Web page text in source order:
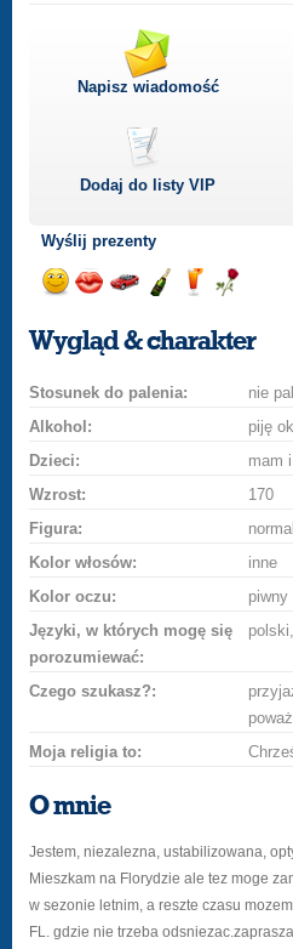
Napisz wiadomość
Dodaj do listyVIP
Wyślij prezenty
uśmiech
buziakasamochodem
szampana
drinka
różę
Wygląd & charakter
Stosunek do palenia:
nie
Alkohol:
piję
Dzieci:
mam
Wzrost:
170
Figura:
Kolor włosów:
inne
Kolor oczu:
piwny
Języki, w których mogę się
porozumiewać:
Czego szukasz?:
Moja religia to:
O mnie
Jestem, niezalezna, ustabilizowana,
Mieszkam na Florydzie ale tez moge
w sezonie letnim, a reszte czasu
FL. gdzie nie trzeba